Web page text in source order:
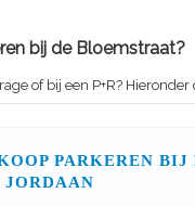
bij de Bloemstraat?
of bij een P+R?
PARKEREN BIJ
JORDAAN